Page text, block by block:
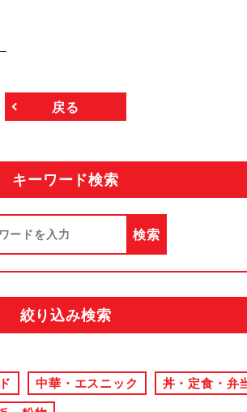
戻る
キーワード検索
絞り込み検索
中華・エスニック 丼・定食・弁